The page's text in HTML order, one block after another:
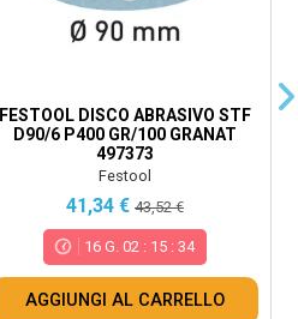
FESTOOL DISCO ABRASIVO STF
D90/6 P400 GR/100 GRANAT
497373
Festool
41,34 € 43,52 €
16 G. 02 : 15 :32
AGGIUNGI AL CARRELLO